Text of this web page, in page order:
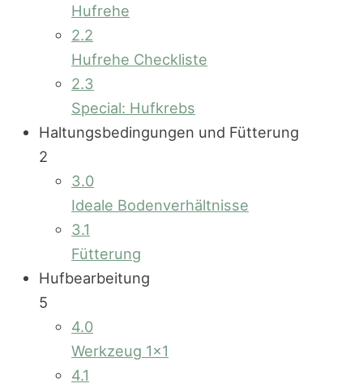
Hufrehe
2.2
Hufrehe Checkliste
2.3
Special: Hufkrebs
Haltungsbedingungen und Fütterung
2
3.0
Ideale Bodenverhältnisse
3.1
Fütterung
Hufbearbeitung
5
4.0
Werkzeug 1×1
4.1